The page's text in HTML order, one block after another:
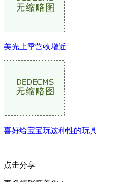
美光上季营收增近
喜好给宝宝玩这种性的玩具
点击分享